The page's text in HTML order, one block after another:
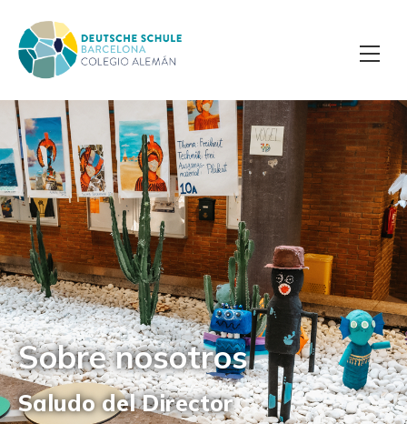
Sobre nosotros
Saludo del Director